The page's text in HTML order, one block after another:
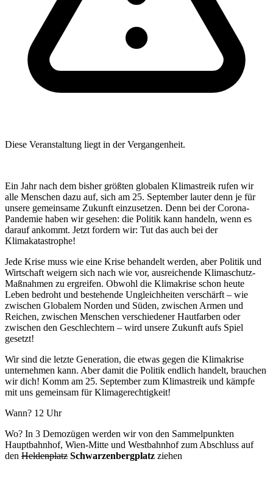
Diese Veranstaltung liegt in der Vergangenheit.
Ein Jahr nach dem bisher größten globalen Klimastreik rufen wir
alle Menschen dazu auf, sich am 25. September lauter denn je für
unsere gemeinsame Zukunft einzusetzen. Denn bei der Corona-
Pandemie haben wir gesehen: die Politik kann handeln, wenn es
darauf ankommt. Jetzt fordern wir: Tut das auch bei der
Klimakatastrophe!
Jede Krise muss wie eine Krise behandelt werden, aber Politik und
Wirtschaft weigern sich nach wie vor, ausreichende Klimaschutz-
Maßnahmen zu ergreifen. Obwohl die Klimakrise schon heute
Leben bedroht und bestehende Ungleichheiten verschärft – wie
zwischen Globalem Norden und Süden, zwischen Armen und
Reichen, zwischen Menschen verschiedener Hautfarben oder
zwischen den Geschlechtern – wird unsere Zukunft aufs Spiel
gesetzt!
Wir sind die letzte Generation, die etwas gegen die Klimakrise
unternehmen kann. Aber damit die Politik endlich handelt, brauchen
wir dich! Komm am 25. September zum Klimastreik und kämpfe
mit uns gemeinsam für Klimagerechtigkeit!
Wann? 12 Uhr
Wo? In 3 Demozügen werden wir von den Sammelpunkten
Hauptbahnhof, Wien-Mitte und Westbahnhof zum Abschluss auf
den Heldenplatz Schwarzenbergplatz ziehen